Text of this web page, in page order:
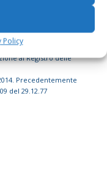
Policy
legale Via Eritrea 21 -
al Registro delle
Precedentemente
del 29.12.77